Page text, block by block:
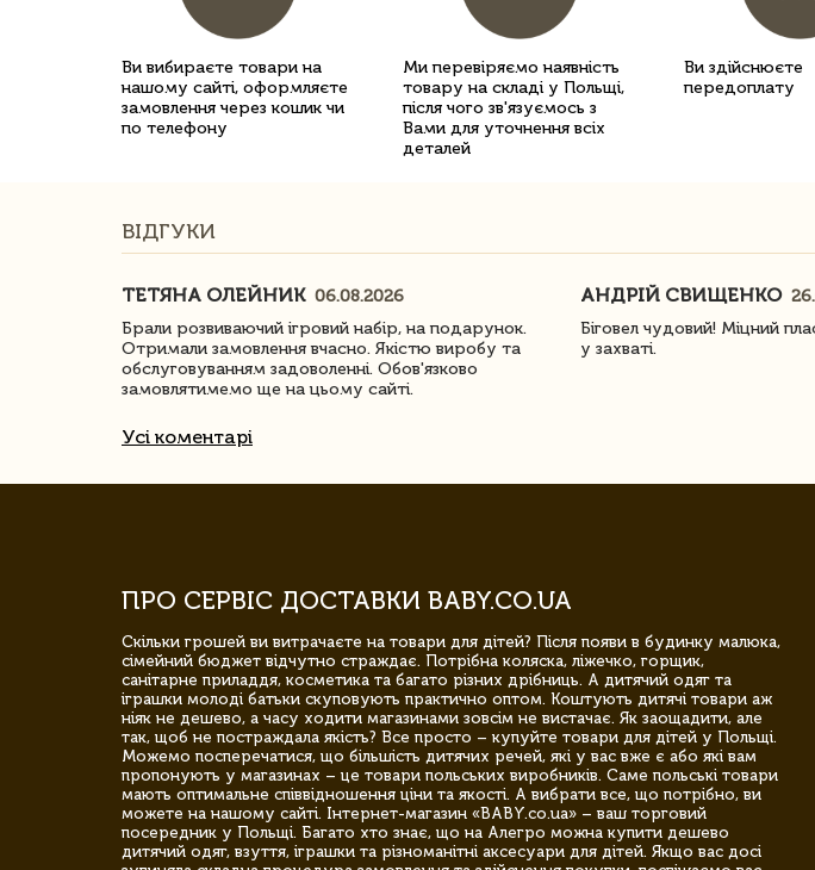
Ви вибираєте товари на
нашому сайті, оформляєте
замовлення через кошик чи
по телефону
Ми перевіряємо наявність
товару на складі у Польщі,
після чого зв'язуємось з
Вами для уточнення всіх
деталей
Ви здійснюєте
передоплату
ВІДГУКИ
ТЕТЯНА ОЛЕЙНИК 06.08.2026
Брали розвиваючий ігровий набір, на подарунок.
Отримали замовлення вчасно. Якістю виробу та
обслуговуванням задоволенні. Обов'язково
замовлятимемо ще на цьому сайті.
АНДРІЙ СВИЩЕНКО
Біговел чудовий! Міцний
у захваті.
Усі коментарі
ПРО СЕРВІС ДОСТАВКИ BABY.CO.UA
Скільки грошей ви витрачаєте на товари для дітей? Після появи в будинку малюка,
сімейний бюджет відчутно страждає. Потрібна коляска, ліжечко, горщик,
санітарне приладдя, косметика та багато різних дрібниць. А дитячий одяг та
іграшки молоді батьки скуповують практично оптом. Коштують дитячі товари аж
ніяк не дешево, а часу ходити магазинами зовсім не вистачає. Як заощадити, але
так, щоб не постраждала якість? Все просто – купуйте товари для дітей у Польщі.
Можемо посперечатися, що більшість дитячих речей, які у вас вже є або які вам
пропонують у магазинах – це товари польських виробників. Саме польські товари
мають оптимальне співвідношення ціни та якості. А вибрати все, що потрібно, ви
можете на нашому сайті. Інтернет-магазин «BABY.co.ua» – ваш торговий
посередник у Польщі. Багато хто знає, що на Алегро можна купити дешево
дитячий одяг, взуття, іграшки та різноманітні аксесуари для дітей. Якщо вас досі